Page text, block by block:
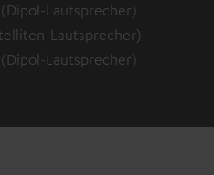
(Dipol-Lautsprecher)
Lautsprecher)
(Dipol-Lautsprecher)